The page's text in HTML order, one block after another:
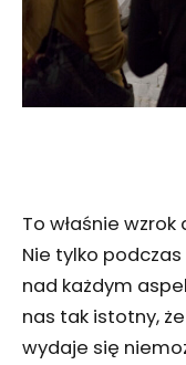
To właśnie
Nie tylko
nad każdym
nas tak istotny,
wydaje się